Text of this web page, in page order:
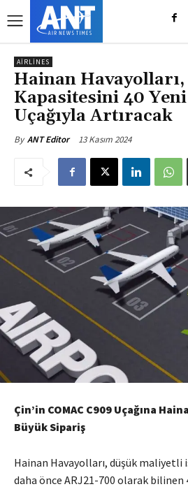
AIRLINES
Hainan
Kapasitesini 40
Uçağıyla Artıracak
By ANT Editor 13 Kasım 2024
Çin’in COMAC C909 Uçağına
Büyük Sipariş
Hainan Havayolları, düşük maliyetli
daha önce ARJ21-700 olarak bilinen